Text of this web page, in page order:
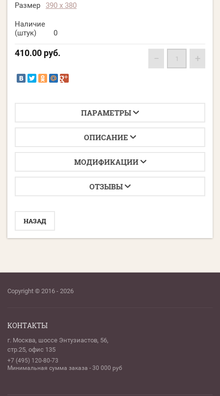
Размер
390 х 380
Наличие
(штук)
0
410.00 руб. − +
ПАРАМЕТРЫ
ОПИСАНИЕ
МОДИФИКАЦИИ
ОТЗЫВЫ
НАЗАД
Copyright © 2016 - 2026
КОНТАКТЫ
г. Москва, шоссе Энтузиастов, 56,
стр.25, офис 135
+7 (495) 120-80-73
Минимальная сумма заказа - 30 000 руб